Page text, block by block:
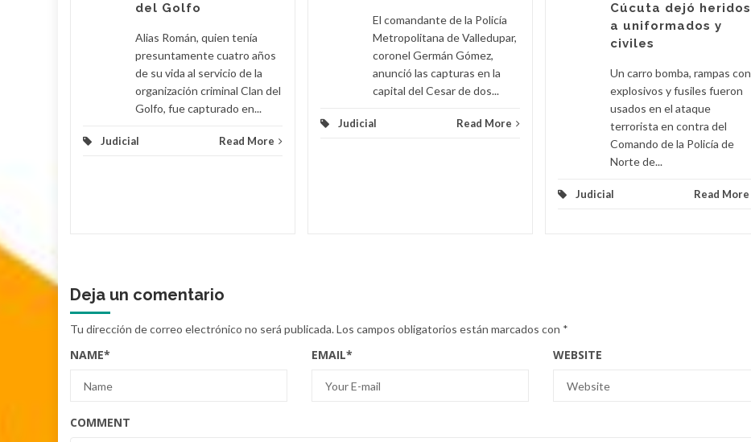
del Golfo
Alias Román, quien tenía
presuntamente cuatro años
de su vida al servicio de la
organización criminal Clan del
Golfo, fue capturado en...
Judicial Read More
El comandante de la Policía
Metropolitana de Valledupar,
coronel Germán Gómez,
anunció las capturas en la
capital del Cesar de dos...
Judicial Read More
Cúcuta dejó heridos
a uniformados y
civiles
Un carro bomba, rampas con
explosivos y fusiles fueron
usados en el ataque
terrorista en contra del
Comando de la Policía de
Norte de...
Judicial Read More
Deja un comentario
Tu dirección de correo electrónico no será publicada.Los campos obligatorios están marcados con *
NAME* EMAIL* WEBSITE
COMMENT